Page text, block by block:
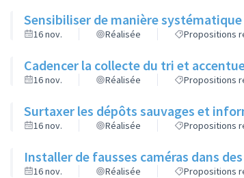
Sensibiliser de manière
16 nov. Réalisée Propositions
Cadencer la collecte du tri et
16 nov. Réalisée Propositions
Surtaxer les dépôts sauvages et
16 nov. Réalisée Propositions
Installer de fausses caméras dans
16 nov. Réalisée Propositions